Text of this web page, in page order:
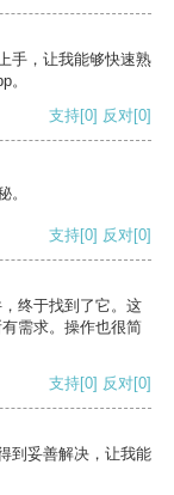
手，让我能够快速熟
。
支持[0] 反对[0]
。
支持[0] 反对[0]
终于找到了它。这
需求。操作也很简
支持[0] 反对[0]
到妥善解决，让我能